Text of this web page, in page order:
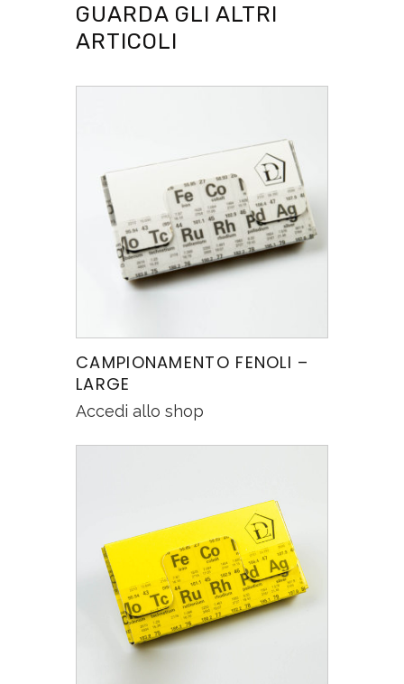
GUARDA GLI ALTRI
ARTICOLI
CAMPIONAMENTO FENOLI –
LARGE
Accedi allo shop